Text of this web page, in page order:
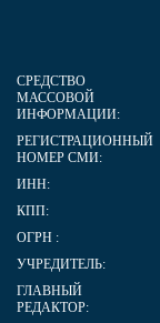
СРЕДСТВО
МАССОВОЙ
ИНФОРМАЦИИ:
РЕГИСТРАЦИОННЫЙ
НОМЕР СМИ:
ИНН:
КПП:
ОГРН :
УЧРЕДИТЕЛЬ:
ГЛАВНЫЙ
РЕДАКТОР: